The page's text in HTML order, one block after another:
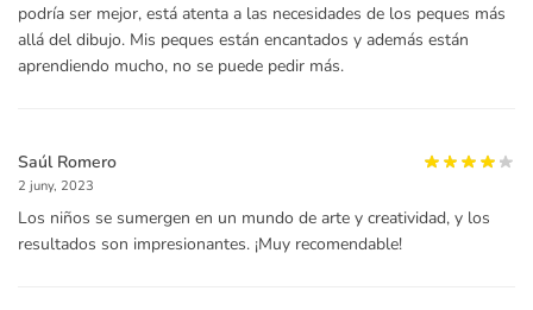
podría ser mejor, está atenta a las necesidades de los peques más
allá del dibujo. Mis peques están encantados y además están
aprendiendo mucho, no se puede pedir más.
Saúl Romero
2 juny, 2023
Los niños se sumergen en un mundo de arte y creatividad, y los
resultados son impresionantes. ¡Muy recomendable!